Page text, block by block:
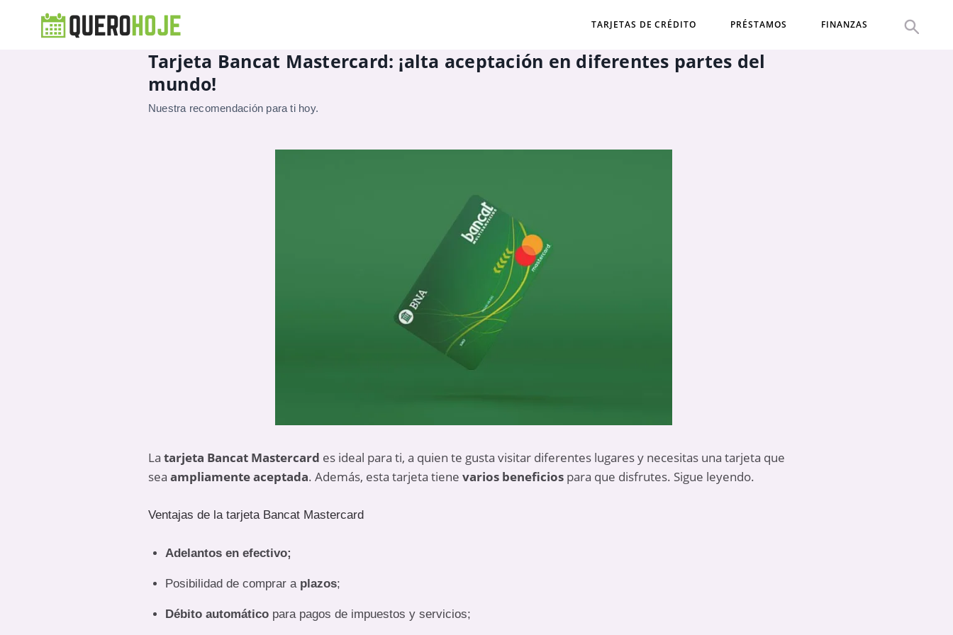
TARJETAS DE CRÉDITO PRÉSTAMOS FINANZAS
Tarjeta Bancat Mastercard: ¡alta aceptación en diferentes partes del
mundo!
Nuestra recomendación para ti hoy.
La tarjeta Bancat Mastercard es ideal para ti, a quien te gusta visitar diferentes lugares y necesitas una tarjeta que
sea ampliamente aceptada. Además, esta tarjeta tiene varios beneficios para que disfrutes. Sigue leyendo.
Ventajas de la tarjeta Bancat Mastercard
Adelantos en efectivo;
Posibilidad de comprar a plazos;
Débito automático para pagos de impuestos y servicios;